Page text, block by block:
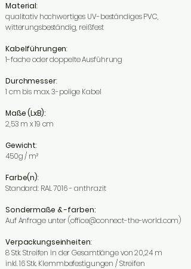
Material:
qualitativ hochwertiges UV-beständiges PVC,
witterungsbeständig, reißfest
Kabelführungen:
1-fache oder doppelte Ausführung
Durchmesser:
​1 cm bis max. 3-polige Kabel
Maße (LxB):
2,53 m x 19 cm
Gewicht:
450g / m²
Farbe(n):
Standard: RAL 7016 - anthrazit
Sondermaße & -farben:
Auf Anfrage unter (office@connect-the-world.com)
Verpackungseinheiten:
8 Stk. Streifen in der Gesamtlänge von 20,24 m
inkl. 16 Stk. Klemmbefestigungen / Streifen